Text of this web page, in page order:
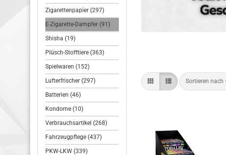
Sortieren nach
Zigarettenpapier (297)
E-Zigarette-Dampfer (91)
Shisha (19)
Plüsch-Stofftiere (363)
Spielwaren (152)
Lufterfrischer (297)
Batterien (46)
Kondome (10)
Verbrauchsartikel (268)
Fahrzeugpflege (437)
PKW-LKW (339)